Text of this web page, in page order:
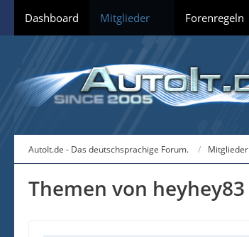
Dashboard Mitglieder Forenregeln
AutoIt.de - Das deutschsprachige Forum. Mitglieder
Themen von heyhey83